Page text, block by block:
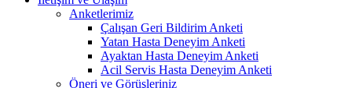
Anketlerimiz
Çalışan Geri Bildirim Anketi
Yatan Hasta Deneyim Anketi
Ayaktan Hasta Deneyim Anketi
Acil Servis Hasta Deneyim Anketi
Öneri ve Görüşleriniz